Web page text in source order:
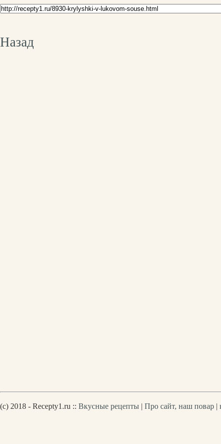
Назад
(c) 2018 - Recepty1.ru :: Вкусные рецепты | Про сайт, наш повар |